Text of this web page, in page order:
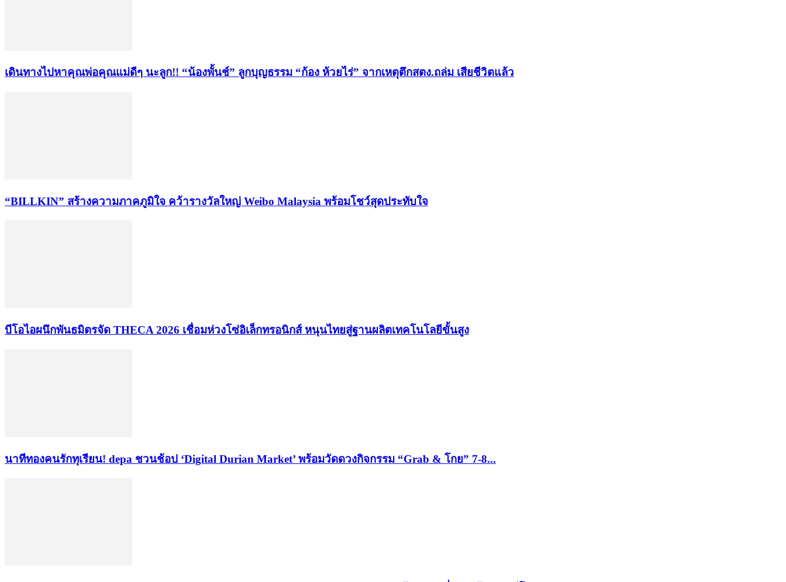
เดินทางไปหาคุณพ่อคุณแม่ดีๆ นะลูก!! “น้องพั้นช์” ลูกบุญธรรม “ก้อง ห้วยไร่” จากเหตุตึกสตง.ถล่ม เสียชีวิตแล้ว
“BILLKIN” สร้างความภาคภูมิใจ คว้ารางวัลใหญ่ Weibo Malaysia พร้อมโชว์สุดประทับใจ
บีโอไอผนึกพันธมิตรจัด THECA 2026 เชื่อมห่วงโซ่อิเล็กทรอนิกส์ หนุนไทยสู่ฐานผลิตเทคโนโลยีขั้นสูง
นาทีทองคนรักทุเรียน! depa ชวนช้อป ‘Digital Durian Market’ พร้อมวัดดวงกิจกรรม “Grab & โกย” 7-8...